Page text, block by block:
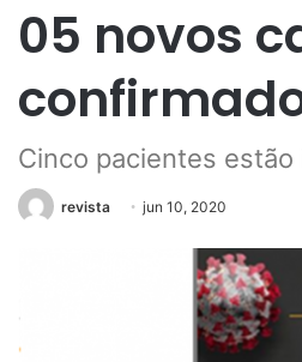
05 novos
Cinco pacientes
revista jun 10, 2020